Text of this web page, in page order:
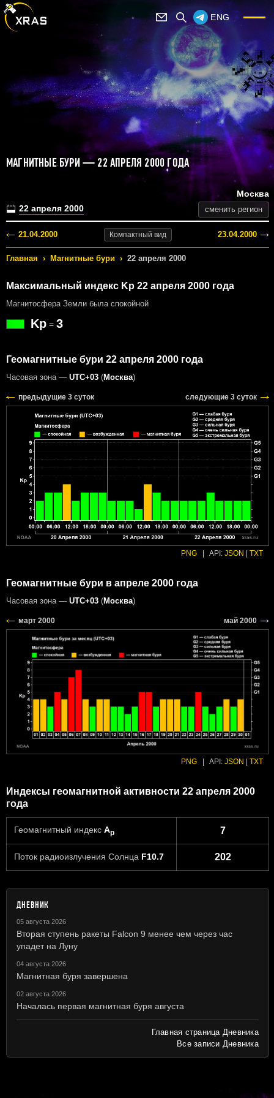
ENG
МАГНИТНЫЕ БУРИ — 22 АПРЕЛЯ 2000 ГОДА
22 апреля 2000
Москва
сменить регион
21.04.2000 Компактный вид 23.04.2000
Главная › Магнитные бури › 22 апреля 2000
Максимальный индекс Kp 22 апреля 2000 года
Магнитосфера Земли была спокойной
Kp = 3
Геомагнитные бури 22 апреля 2000 года
Часовая зона — UTC+03 (Москва)
предыдущие 3 суток следующие 3 суток
PNG API: JSON TXT
Геомагнитные бури в апреле 2000 года
Часовая зона — UTC+03 (Москва)
PNG API: JSON TXT
Индексы геомагнитной активности 22 апреля 2000
года
Геомагнитный индекс Ap 7
Поток радиоизлучения Солнца F10.7 202
ДНЕВНИК
05 августа 2026
Вторая ступень ракеты Falcon 9 менее чем через час
упадет на Луну
04 августа 2026
Магнитная буря завершена
02 августа 2026
Началась первая магнитная буря августа
Главная страница Дневника
Все записи Дневника